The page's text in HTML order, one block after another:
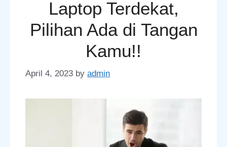
Laptop Terdekat,
Pilihan Ada di Tangan
Kamu!!
April 4, 2023 by admin